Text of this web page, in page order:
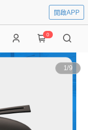
開啟APP
0
1/9